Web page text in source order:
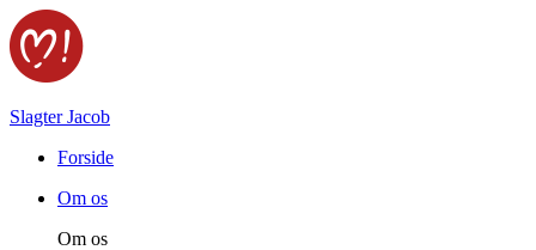
Slagter Jacob
Forside
Om os
Om os